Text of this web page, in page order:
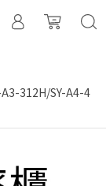
312H/SY-A4-4